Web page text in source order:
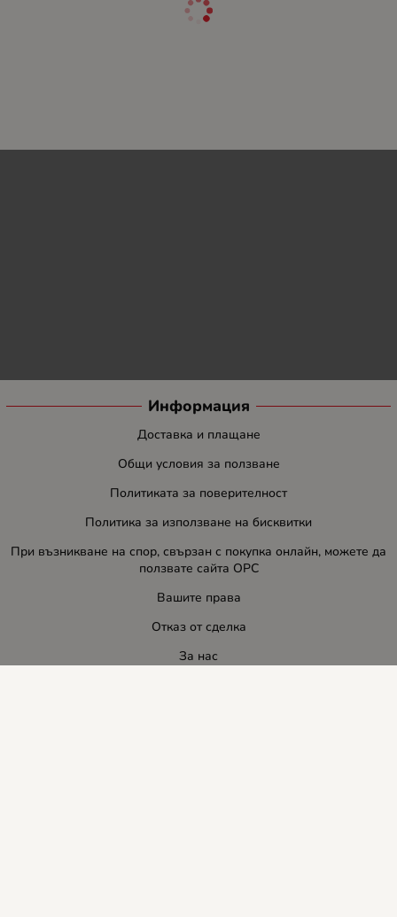
Информация
Доставка и плащане
Общи условия за ползване
Политиката за поверителност
Политика за използване на бисквитки
При възникване на спор, свързан с покупка онлайн, можете да
ползвате сайта ОРС
Вашите права
Отказ от сделка
За нас